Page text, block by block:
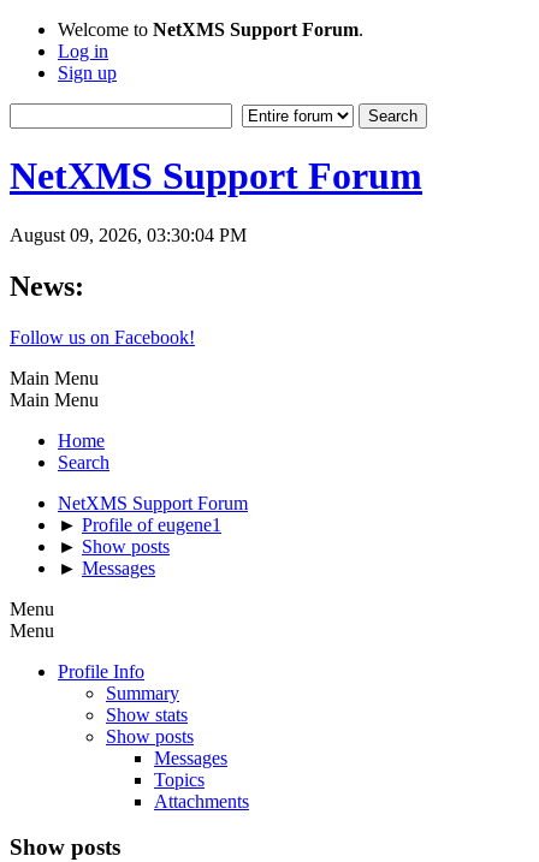
Welcome to NetXMS Support Forum.
Log in
Sign up
NetXMS Support Forum
August 09, 2026, 03:30:04 PM
News:
Follow us on Facebook!
Main Menu
Main Menu
Home
Search
NetXMS Support Forum
► Profile of eugene1
► Show posts
► Messages
Menu
Menu
Profile Info
Summary
Show stats
Show posts
Messages
Topics
Attachments
Show posts